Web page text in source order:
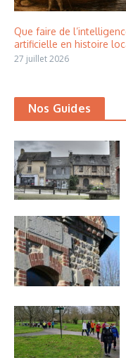
Que faire de
artificielle en histoire
27 juillet 2026
Nos Guides